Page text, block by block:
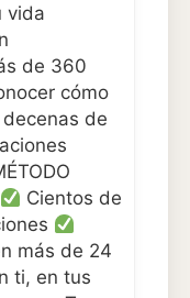
vida
de 360
cómo
de
Cientos de
más de 24
ti, en tus